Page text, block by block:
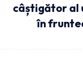
câștigător al
în